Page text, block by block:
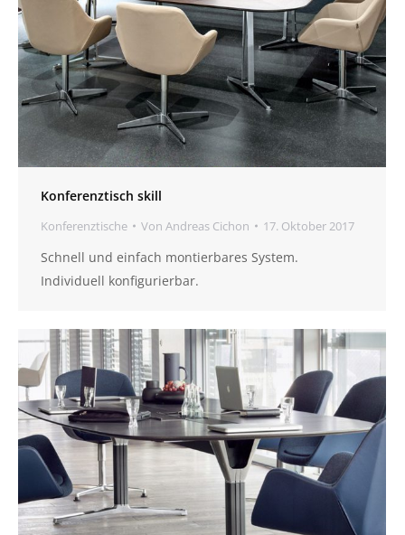
Konferenztisch skill
Konferenztische Von Andreas Cichon 17. Oktober 2017
Schnell und einfach montierbares System.
Individuell konfigurierbar.